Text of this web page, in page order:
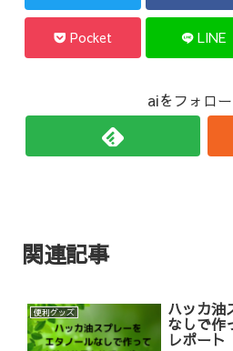
Pocket LINE
aiをフォロ
関連記事
便利グッズ ハッカ油
なしで作
レポート